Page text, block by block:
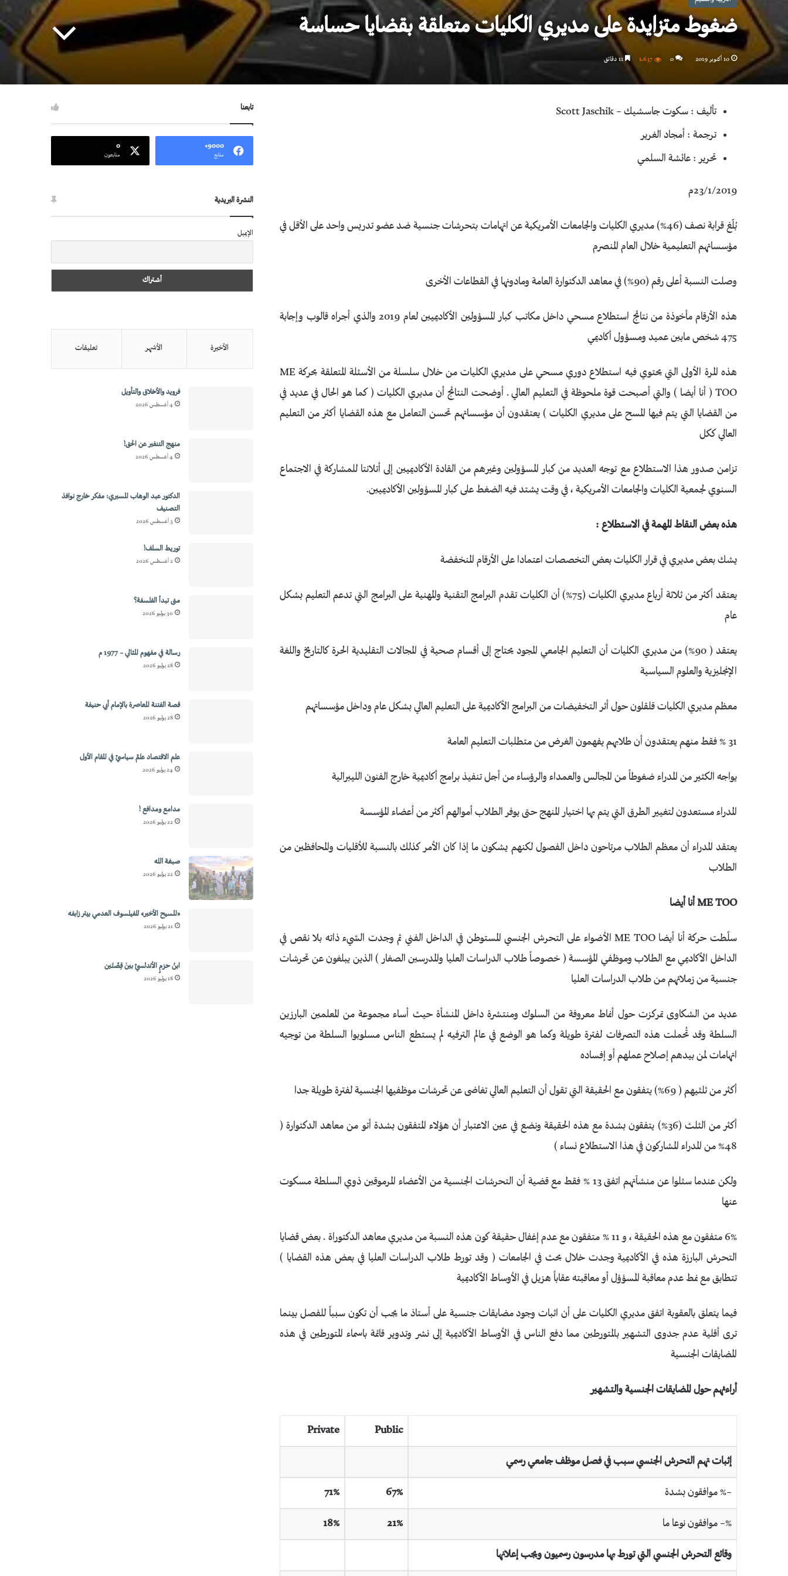
ضغوط متزايدة على مديري الكليات متعلقة بقضايا حساسة
10 أكتوبر 2019 0 1٬637 11 دقائق
تأليف : سكوت جاسشيك – Scott Jaschik
ترجمة : أمجاد الغرير
تحرير : عائشة السلمي
23/1/2019م
بُلّغ قرابة نصف (46%) مديري الكليات والجامعات الأمريكية عن اتهامات بتحرشات جنسية ضد عضو تدريس واحد على الأقل في
مؤسساتهم التعليمية خلال العام المنصرم
وصلت النسبة أعلى رقم (90%) في معاهد الدكتوارة العامة ومادونها في القطاعات الأخرى
هذه الأرقام مأخوذة من نتائج استطلاع مسحي داخل مكاتب كبار المسؤولين الأكاديميين لعام 2019 والذي أجراه قالوب وإجابة
475 شخص مابين عميد ومسؤول أكاديمي
هذه المرة الأولى التي يحتوي فيه استطلاع دوري مسحي على مديري الكليات من خلال سلسلة من الأسئلة المتعلقة بحركة ME
TOO ( أنا أيضا ) والتي أصبحت قوة ملحوظة في التعليم العالي . أوضحت النتائج أن مديري الكليات ( كما هو الحال في عديد في
من القضايا التي يتم فيها المسح على مديري الكليات ) يعتقدون أن مؤسساتهم تحسن التعامل مع هذه القضايا أكثر من التعليم
العالي ككل
تزامن صدور هذا الاستطلاع مع توجه العديد من كبار المسؤولين وغيرهم من القادة الأكاديميين إلى أتلانتا للمشاركة في الاجتماع
السنوي لجمعية الكليات والجامعات الأمريكية ، في وقت يشتد فيه الضغط على كبار المسؤولين الأكاديميين.
هذه بعض النقاط المهمة في الاستطلاع :
يشك بعض مديري في قرار الكليات بعض التخصصات اعتمادا على الأرقام المنخفضة
يعتقد أكثر من ثلاثة أرباع مديري الكليات (75%) أن الكليات تقدم البرامج التقنية والمهنية على البرامج التي تدعم التعليم بشكل
عام
يعتقد ( 90%) من مديري الكليات أن التعليم الجامعي المجود يحتاج إلى أقسام صحية في المجالات التقليدية الحرة كالتاريخ واللغة
الإنجليزية والعلوم السياسية
معظم مديري الكليات قلقلون حول أثر التخفيضات من البرامج الأكاديمية على التعليم العالي بشكل عام وداخل مؤسساتهم
31 % فقط منهم يعتقدون أن طلابهم يفهمون الغرض من متطلبات التعليم العامة
يواجه الكثير من المدراء ضغوطاً من المجالس والعمداء والرؤساء من أجل تنفيذ برامج أكاديمية خارج الفنون الليبرالية
المدراء مستعدون لتغيير الطرق التي يتم بها اختيار المنهج حتى يوفر الطلاب أموالهم أكثر من أعضاء المؤسسة
يعتقد المدراء أن معظم الطلاب مرتاحون داخل الفصول لكنهم يشكون ما إذا كان الأمر كذلك بالنسبة للأقليات والمحافظين من
الطلاب
ME TOO أنا أيضا
سلّطت حركة أنا أيضا ME TOO الأضواء على التحرش الجنسي المستوطن في الداخل الفني ثم وجدت الشيء ذاته بلا نقص في
الداخل الأكاديمي مع الطلاب وموظفي المؤسسة ( خصوصاً طلاب الدراسات العليا والمدرسين الصغار ) الذين يبلغون عن تحرشات
جنسية من زملائهم من طلاب الدراسات العليا
عديد من الشكاوى تمركزت حول أنماط معروفة من السلوك ومنتشرة داخل المنشأة حيث أساء مجموعة من المعلمين البارزين
السلطة وقد تُحملت هذه التصرفات لفترة طويلة وكما هو الوضع في عالم الترفيه لم يستطع الناس مسلوبوا السلطة من توجيه
اتهامات لمن بيدهم إصلاح عملهم أو إفساده
أكثر من ثلثيهم ( 69%) يتفقون مع الحقيقة التي تقول أن التعليم العالي تغاضى عن تحرشات موظفيها الجنسية لفترة طويلة جدا
أكثر من الثلث (36%) يتفقون بشدة مع هذه الحقيقة ونضع في عين الاعتبار أن هؤلاء المتفقون بشدة أتو من معاهد الدكتوارة (
48% من المدراء المشاركون في هذا الاستطلاع نساء )
ولكن عندما سئلوا عن منشآتهم اتفق 13 % فقط مع قضية أن التحرشات الجنسية من الأعضاء المرموقين ذوي السلطة مسكوت
عنها
6% متفقون مع هذه الحقيقة ، و 11 % متفقون مع عدم إغفال حقيقة كون هذه النسبة من مديري معاهد الدكتوراة . بعض قضايا
التحرش البارزة هذه في الأكاديمية وجدت خلال بحث في الجامعات ( وقد تورط طلاب الدراسات العليا في بعض هذه القضايا )
تتطابق مع نمط عدم معاقبة المسؤؤل أو معاقبته عقاباً هزيل في الأوساط الأكاديمية
فيما يتعلق بالعقوبة اتفق مديري الكليات على أن اثبات وجود مضايقات جنسية على أستاذ ما يجب أن تكون سبباً للفصل بينما
ترى أقلية عدم جدوى التشهير بالمتورطين مما دفع الناس في الأوساط الأكاديمية إلى نشر وتدوير قائمة باسماء المتورطين في هذه
المضايقات الجنسية
أراءئهم حول المضايقات الجنسية والتشهير
Public
Private
إثباتتهم التحرش الجنسي سبب في فصل موظف جامعي رسمي
–% موافقون بشدة 67%
71%
%– موافقون نوعا ما 21%
18%
وقائع التحرش الجنسي التي تورط بها مدرسون رسميون ويجبإعلانها
تابعنا
9000+
متابع
0
متابعون
النشرة البريدية
الإيميل
الأخيرة الأشهر تعليقات
فرويد والأخلاق والتأويل
4 أغسطس 2026
منهج التنفير عن الحق!
4 أغسطس 2026
الدكتور عبد الوهاب المسيري: مفكر خارج نوافذ
التصنيف
3 أغسطس 2026
توريط السلف!
2 أغسطس 2026
متى تبدأ الفلسفة؟
30 يوليو 2026
رسالة في مفهوم المثالي – 1977 م
28 يوليو 2026
قصة الفتنة المعاصرة بالإمام أبي حنيفة
28 يوليو 2026
علم الاقتصاد علمٌ سياسيٌ في المقام الأول
24 يوليو 2026
مدامع ومدافع !
22 يوليو 2026
صبغة الله
22 يوليو 2026
«المسيح الأخير» للفيلسوف العدمي بيتر زابفه
21 يوليو 2026
ابنُ حزمٍ الأندلسيِّ بينَ قِصَّتَين
18 يوليو 2026